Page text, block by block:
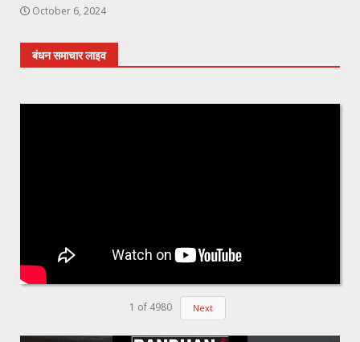
October 6, 2024
बंधन समाचार लाइव
1 of 4980 Next